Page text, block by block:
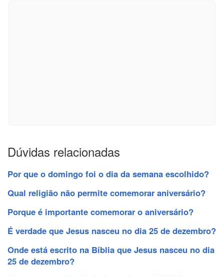
Dúvidas relacionadas
Por que o domingo foi o dia da semana escolhido?
Qual religião não permite comemorar aniversário?
Porque é importante comemorar o aniversário?
É verdade que Jesus nasceu no dia 25 de dezembro?
Onde está escrito na Bíblia que Jesus nasceu no dia
25 de dezembro?